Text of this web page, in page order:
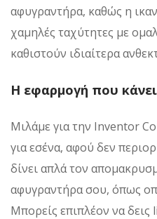
αφυγραντήρα, καθώς η
χαμηλές ταχύτητες με
καθιστούν ιδιαίτερα
Η εφαρμογή που
Μιλάμε για την Inventor
για εσένα, αφού δεν
δίνει απλά τον
αφυγραντήρα σου, όπως
Μπορείς επιπλέον να δεις